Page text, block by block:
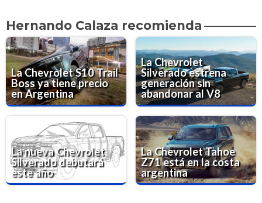
Hernando Calaza recomienda
La Chevrolet S10 Trail
Boss ya tiene precio
en Argentina
La Chevrolet
Silverado estrena
generación sin
abandonar al V8
La nueva Chevrolet
Silverado debutará
este año
La Chevrolet Tahoe
Z71 está en la costa
argentina